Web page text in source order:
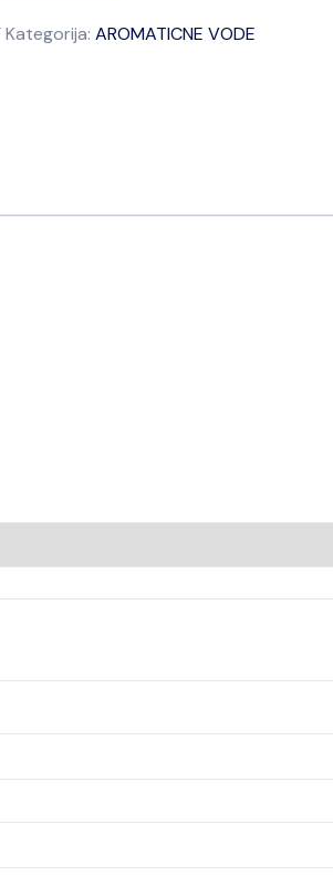
Kategorija: AROMATICNE VODE